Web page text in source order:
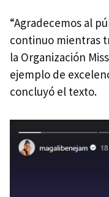
“Agradecemos al
continuo mientras
la Organización
ejemplo de
concluyó el texto.